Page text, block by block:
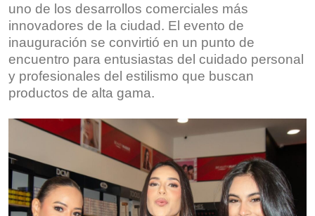
uno de los desarrollos comerciales más
innovadores de la ciudad. El evento de
inauguración se convirtió en un punto de
encuentro para entusiastas del cuidado personal
y profesionales del estilismo que buscan
productos de alta gama.